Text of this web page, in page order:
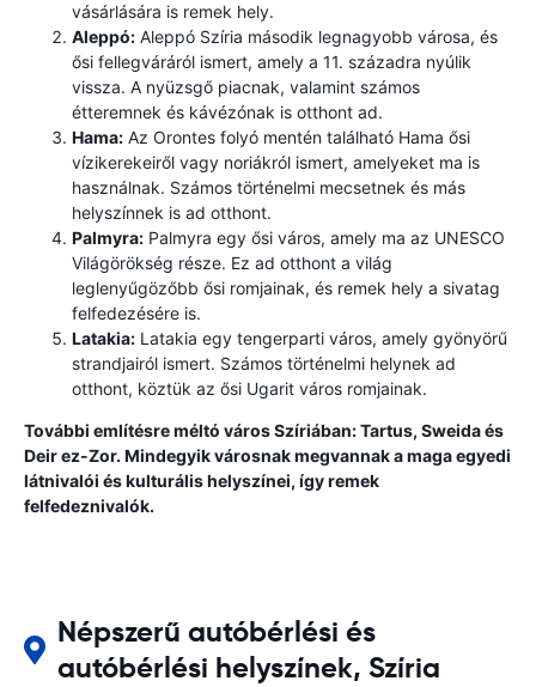
vásárlására is remek hely.
Aleppó: Aleppó Szíria második legnagyobb városa, és
ősi fellegváráról ismert, amely a 11. századra nyúlik
vissza. A nyüzsgő piacnak, valamint számos
étteremnek és kávézónak is otthont ad.
Hama: Az Orontes folyó mentén található Hama ősi
vízikerekeiről vagy noriákról ismert, amelyeket ma is
használnak. Számos történelmi mecsetnek és más
helyszínnek is ad otthont.
Palmyra: Palmyra egy ősi város, amely ma az UNESCO
Világörökség része. Ez ad otthont a világ
leglenyűgözőbb ősi romjainak, és remek hely a sivatag
felfedezésére is.
Latakia: Latakia egy tengerparti város, amely gyönyörű
strandjairól ismert. Számos történelmi helynek ad
otthont, köztük az ősi Ugarit város romjainak.
További említésre méltó város Szíriában: Tartus, Sweida és
Deir ez-Zor. Mindegyik városnak megvannak a maga egyedi
látnivalói és kulturális helyszínei, így remek
felfedeznivalók.
Népszerű autóbérlési és
autóbérlési helyszínek, Szíria